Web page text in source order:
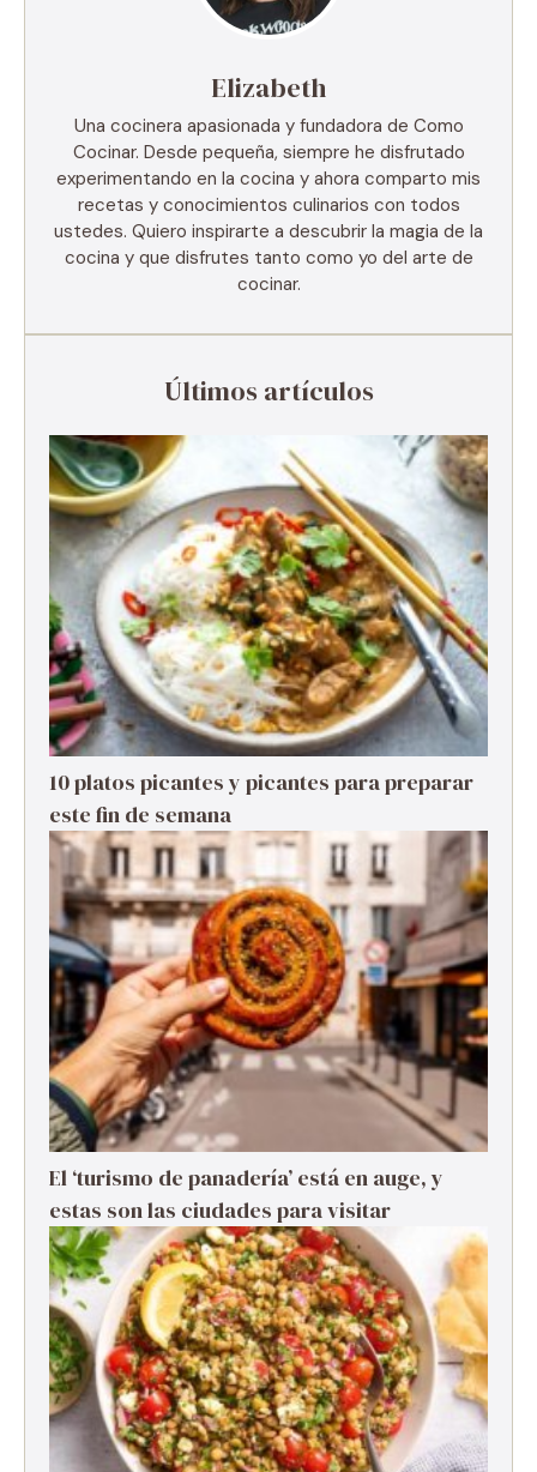
Elizabeth
Una cocinera apasionada y fundadora de Como
Cocinar. Desde pequeña, siempre he disfrutado
experimentando en la cocina y ahora comparto mis
recetas y conocimientos culinarios con todos
ustedes. Quiero inspirarte a descubrir la magia de la
cocina y que disfrutes tanto como yo del arte de
cocinar.
Últimos artículos
10 platos picantes y picantes para preparar
este fin de semana
El ‘turismo de panadería’ está en auge, y
estas son las ciudades para visitar